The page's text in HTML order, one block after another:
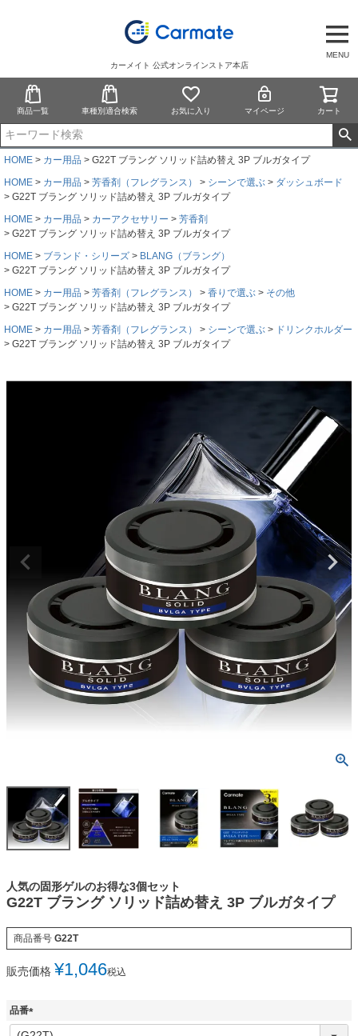
MENU
カーメイト 公式オンラインストア本店
商品一覧 車種別適合検索 お気に入り マイページ カート
HOME カー用品
G22T ブラング ソリッド詰め替え 3P ブルガタイプ
HOME
カー用品 芳香剤（フレグランス） シーンで選ぶ
ダッシュボード
G22T ブラング ソリッド詰め替え 3P ブルガタイプ
HOME
カー用品 カーアクセサリー
芳香剤
G22T ブラング ソリッド詰め替え 3P ブルガタイプ
HOME
ブランド・シリーズ
BLANG（ブラング）
G22T ブラング ソリッド詰め替え 3P ブルガタイプ
HOME
カー用品 芳香剤（フレグランス） 香りで選ぶ
その他
G22T ブラング ソリッド詰め替え 3P ブルガタイプ
HOME
カー用品 芳香剤（フレグランス） シーンで選ぶ
ドリンクホルダー
G22T ブラング ソリッド詰め替え 3P ブルガタイプ
人気の固形ゲルのお得な3個セット
G22T ブラング ソリッド詰め替え 3P ブルガタイプ
商品番号 G22T
販売価格 ¥1,046税込
品番
(